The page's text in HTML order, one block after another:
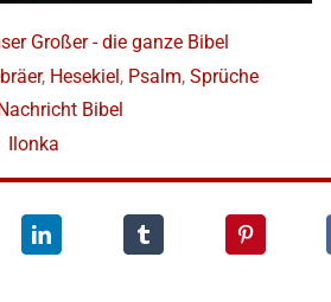
Großer - die ganze Bibel
, Hesekiel, Psalm, Sprüche
Bibel
Ilonka